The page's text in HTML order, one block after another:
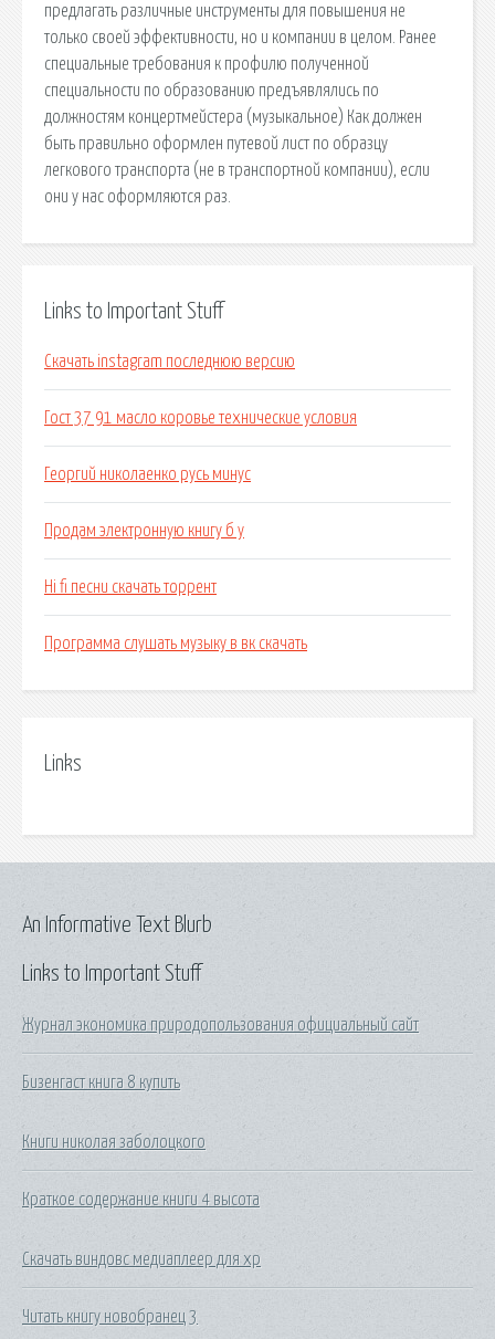
предлагать различные инструменты для повышения не
только своей эффективности, но и компании в целом. Ранее
специальные требования к профилю полученной
специальности по образованию предъявлялись по
должностям концертмейстера (музыкальное) Как должен
быть правильно оформлен путевой лист по образцу
легкового транспорта (не в транспортной компании), если
они у нас оформляются раз.
Links to Important Stuff
Скачать instagram последнюю версию
Гост 37 91 масло коровье технические условия
Георгий николаенко русь минус
Продам электронную книгу б у
Hi fi песни скачать торрент
Программа слушать музыку в вк скачать
Links
Links to Important Stuff
Журнал экономика природопользования официальный сайт
Бизенгаст книга 8 купить
Книги николая заболоцкого
Краткое содержание книги 4 высота
Скачать виндовс медиаплеер для хр
Читать книгу новобранец 3
An Informative Text Blurb